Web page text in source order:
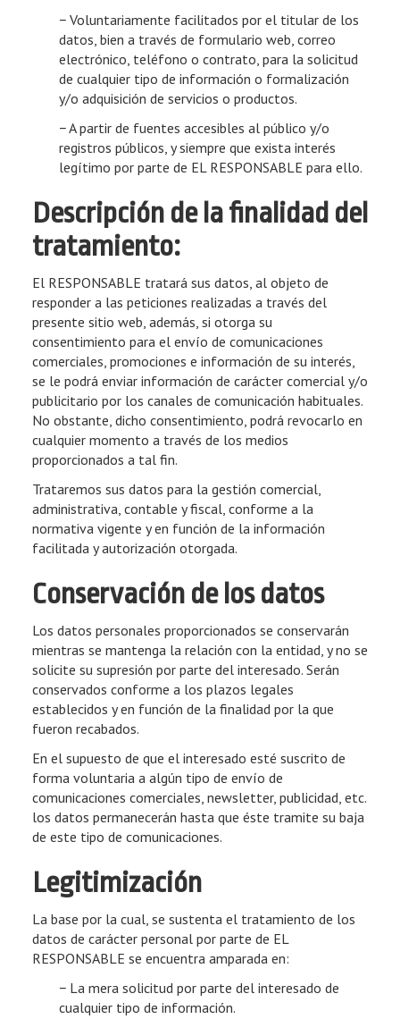
− Voluntariamente facilitados por el titular de los
datos, bien a través de formulario web, correo
electrónico, teléfono o contrato, para la solicitud
de cualquier tipo de información o formalización
y/o adquisición de servicios o productos.
− A partir de fuentes accesibles al público y/o
registros públicos, y siempre que exista interés
legítimo por parte de EL RESPONSABLE para ello.
Descripción de la finalidad del
tratamiento:
El RESPONSABLE tratará sus datos, al objeto de
responder a las peticiones realizadas a través del
presente sitio web, además, si otorga su
consentimiento para el envío de comunicaciones
comerciales, promociones e información de su interés,
se le podrá enviar información de carácter comercial y/o
publicitario por los canales de comunicación habituales.
No obstante, dicho consentimiento, podrá revocarlo en
cualquier momento a través de los medios
proporcionados a tal fin.
Trataremos sus datos para la gestión comercial,
administrativa, contable y fiscal, conforme a la
normativa vigente y en función de la información
facilitada y autorización otorgada.
Conservación de los datos
Los datos personales proporcionados se conservarán
mientras se mantenga la relación con la entidad, y no se
solicite su supresión por parte del interesado. Serán
conservados conforme a los plazos legales
establecidos y en función de la finalidad por la que
fueron recabados.
En el supuesto de que el interesado esté suscrito de
forma voluntaria a algún tipo de envío de
comunicaciones comerciales, newsletter, publicidad, etc.
los datos permanecerán hasta que éste tramite su baja
de este tipo de comunicaciones.
Legitimización
La base por la cual, se sustenta el tratamiento de los
datos de carácter personal por parte de EL
RESPONSABLE se encuentra amparada en:
− La mera solicitud por parte del interesado de
cualquier tipo de información.